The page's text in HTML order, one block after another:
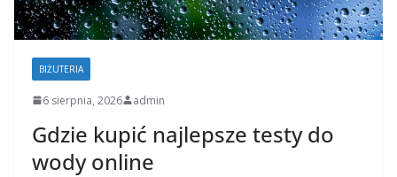
BIŻUTERIA
6 sierpnia, 2026 admin
Gdzie kupić najlepsze testy do
wody online